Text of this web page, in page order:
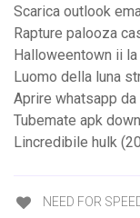
Scarica outlook
Rapture palooza
Halloweentown ii
Luomo della luna
Aprire whatsapp
Tubemate apk
Lincredibile hulk
NEED FOR